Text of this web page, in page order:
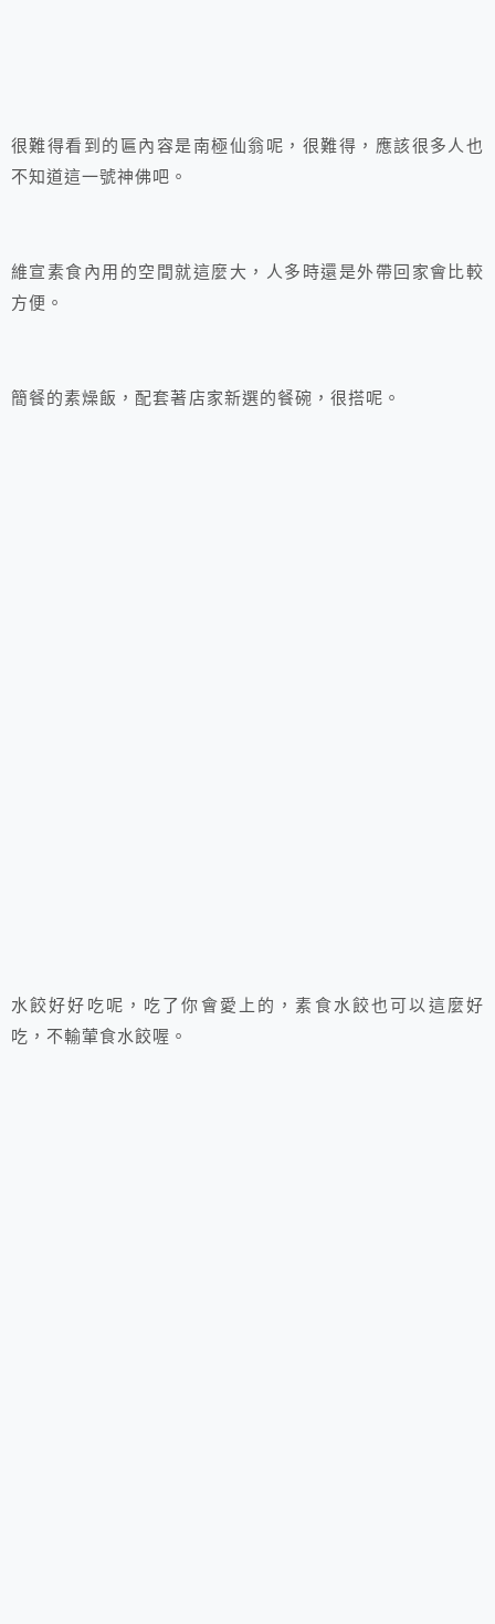
很難得看到的匾內容是南極仙翁呢，很難得，應該很多人也
不知道這一號神佛吧。
維宣素食內用的空間就這麼大，人多時還是外帶回家會比較
方便。
簡餐的素燥飯，配套著店家新選的餐碗，很搭呢。
水餃好好吃呢，吃了你會愛上的，素食水餃也可以這麼好
吃，不輸葷食水餃喔。